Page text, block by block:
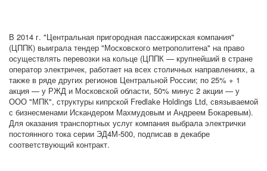
В 2014 г. "Центральная пригородная пассажирская компания"
(ЦППК) выиграла тендер "Московского метрополитена" на право
осуществлять перевозки на кольце (ЦППК — крупнейший в стране
оператор электричек, работает на всех столичных направлениях, а
также в ряде других регионов Центральной России; по 25% + 1
акция — у РЖД и Московской области, 50% минус 2 акции — у
ООО "МПК", структуры кипрской Fredlake Holdings Ltd, связываемой
с бизнесменами Искандером Махмудовым и Андреем Бокаревым).
Для оказания транспортных услуг компания выбрала электрички
постоянного тока серии ЭД4М-500, подписав в декабре
соответствующий контракт.